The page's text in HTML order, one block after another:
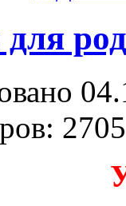
2705